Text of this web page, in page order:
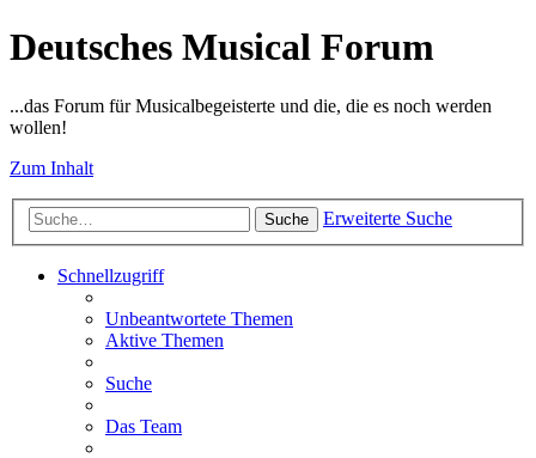
Deutsches Musical Forum
...das Forum für Musicalbegeisterte und die, die es noch werden
wollen!
Zum Inhalt
Suche Erweiterte Suche
Schnellzugriff
Unbeantwortete Themen
Aktive Themen
Suche
Das Team